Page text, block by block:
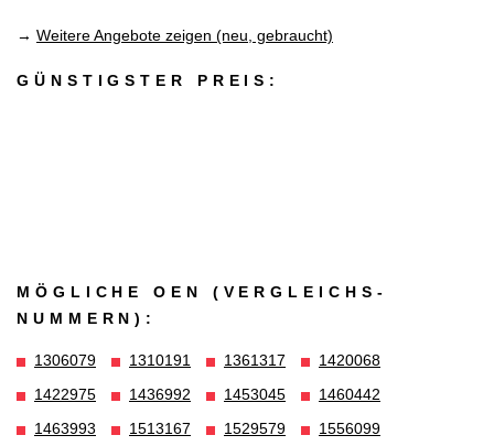
→ Weitere Angebote zeigen (neu, gebraucht)
GÜNSTIGSTER PREIS:
MÖGLICHE OEN (VERGLEICHS­
NUMMERN):
1306079 1310191 1361317
1420068
1422975
1436992 1453045
1460442
1463993
1513167 1529579
1556099